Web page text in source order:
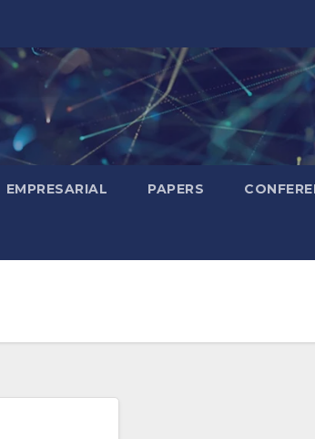
EMPRESARIAL PAPERS